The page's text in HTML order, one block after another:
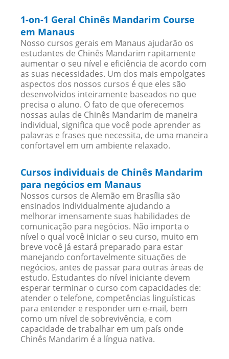
1-on-1 Geral Chinês Mandarim Course
em Manaus
Nosso cursos gerais em Manaus ajudarão os
estudantes de Chinês Mandarim rapitamente
aumentar o seu nível e eficiência de acordo com
as suas necessidades. Um dos mais empolgates
aspectos dos nossos cursos é que eles são
desenvolvidos inteiramente baseados no que
precisa o aluno. O fato de que oferecemos
nossas aulas de Chinês Mandarim de maneira
individual, significa que você pode aprender as
palavras e frases que necessita, de uma maneira
confortavel em um ambiente relaxado.
Cursos individuais de Chinês Mandarim
para negócios em Manaus
Nossos cursos de Alemão em Brasília são
ensinados individualmente ajudando a
melhorar imensamente suas habilidades de
comunicação para negócios. Não importa o
nível o qual você iniciar o seu curso, muito em
breve você já estará preparado para estar
manejando confortavelmente situações de
negócios, antes de passar para outras áreas de
estudo. Estudantes do nível iniciante devem
esperar terminar o curso com capacidades de:
atender o telefone, competências linguísticas
para entender e responder um e-mail, bem
como um nível de sobrevivência, e com
capacidade de trabalhar em um país onde
Chinês Mandarim é a língua nativa.